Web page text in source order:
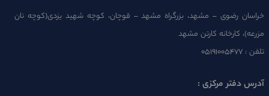
خراسان رضوی – مشهد، بزرگراه مشهد – قوچان، کوچه شهید یزدی(کوچه نان
مزرعه)، کارخانه کارتن مشهد
تلفن : ۰۵۱۹۱۰۰۵۴۷۷
آدرس دفتر مرکزی :